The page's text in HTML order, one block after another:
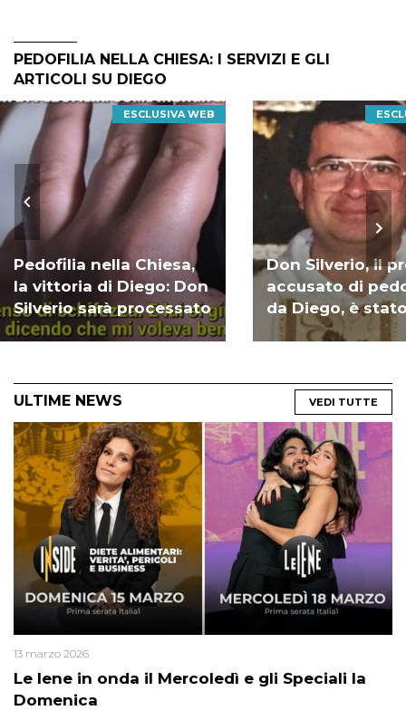
PEDOFILIA NELLA CHIESA: I SERVIZI E GLI
ARTICOLI SU DIEGO
ESCLUSIVA WEB
Pedofilia nella Chiesa,
la vittoria di Diego: Don
Silverio sarà processato
Don Silverio, il
accusato di
da Diego, è
sospeso
ULTIME NEWS VEDI TUTTE
Le Iene in onda il Mercoledì e gli Speciali la
Domenica
13 marzo 2026